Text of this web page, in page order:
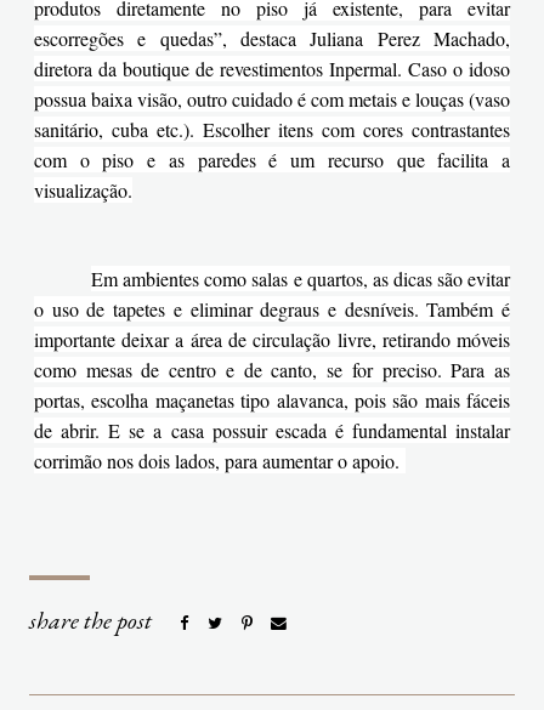
produtos diretamente no piso já existente, para evitar
escorregões e quedas”, destaca Juliana Perez Machado,
diretora da boutique de revestimentos Inpermal. Caso o idoso
possua baixa visão, outro cuidado é com metais e louças (vaso
sanitário, cuba etc.). Escolher itens com cores contrastantes
com o piso e as paredes é um recurso que facilita a
visualização.
Em ambientes como salas e quartos, as dicas são evitar
o uso de tapetes e eliminar degraus e desníveis. Também é
importante deixar a área de circulação livre, retirando móveis
como mesas de centro e de canto, se for preciso. Para as
portas, escolha maçanetas tipo alavanca, pois são mais fáceis
de abrir. E se a casa possuir escada é fundamental instalar
corrimão nos dois lados, para aumentar o apoio.